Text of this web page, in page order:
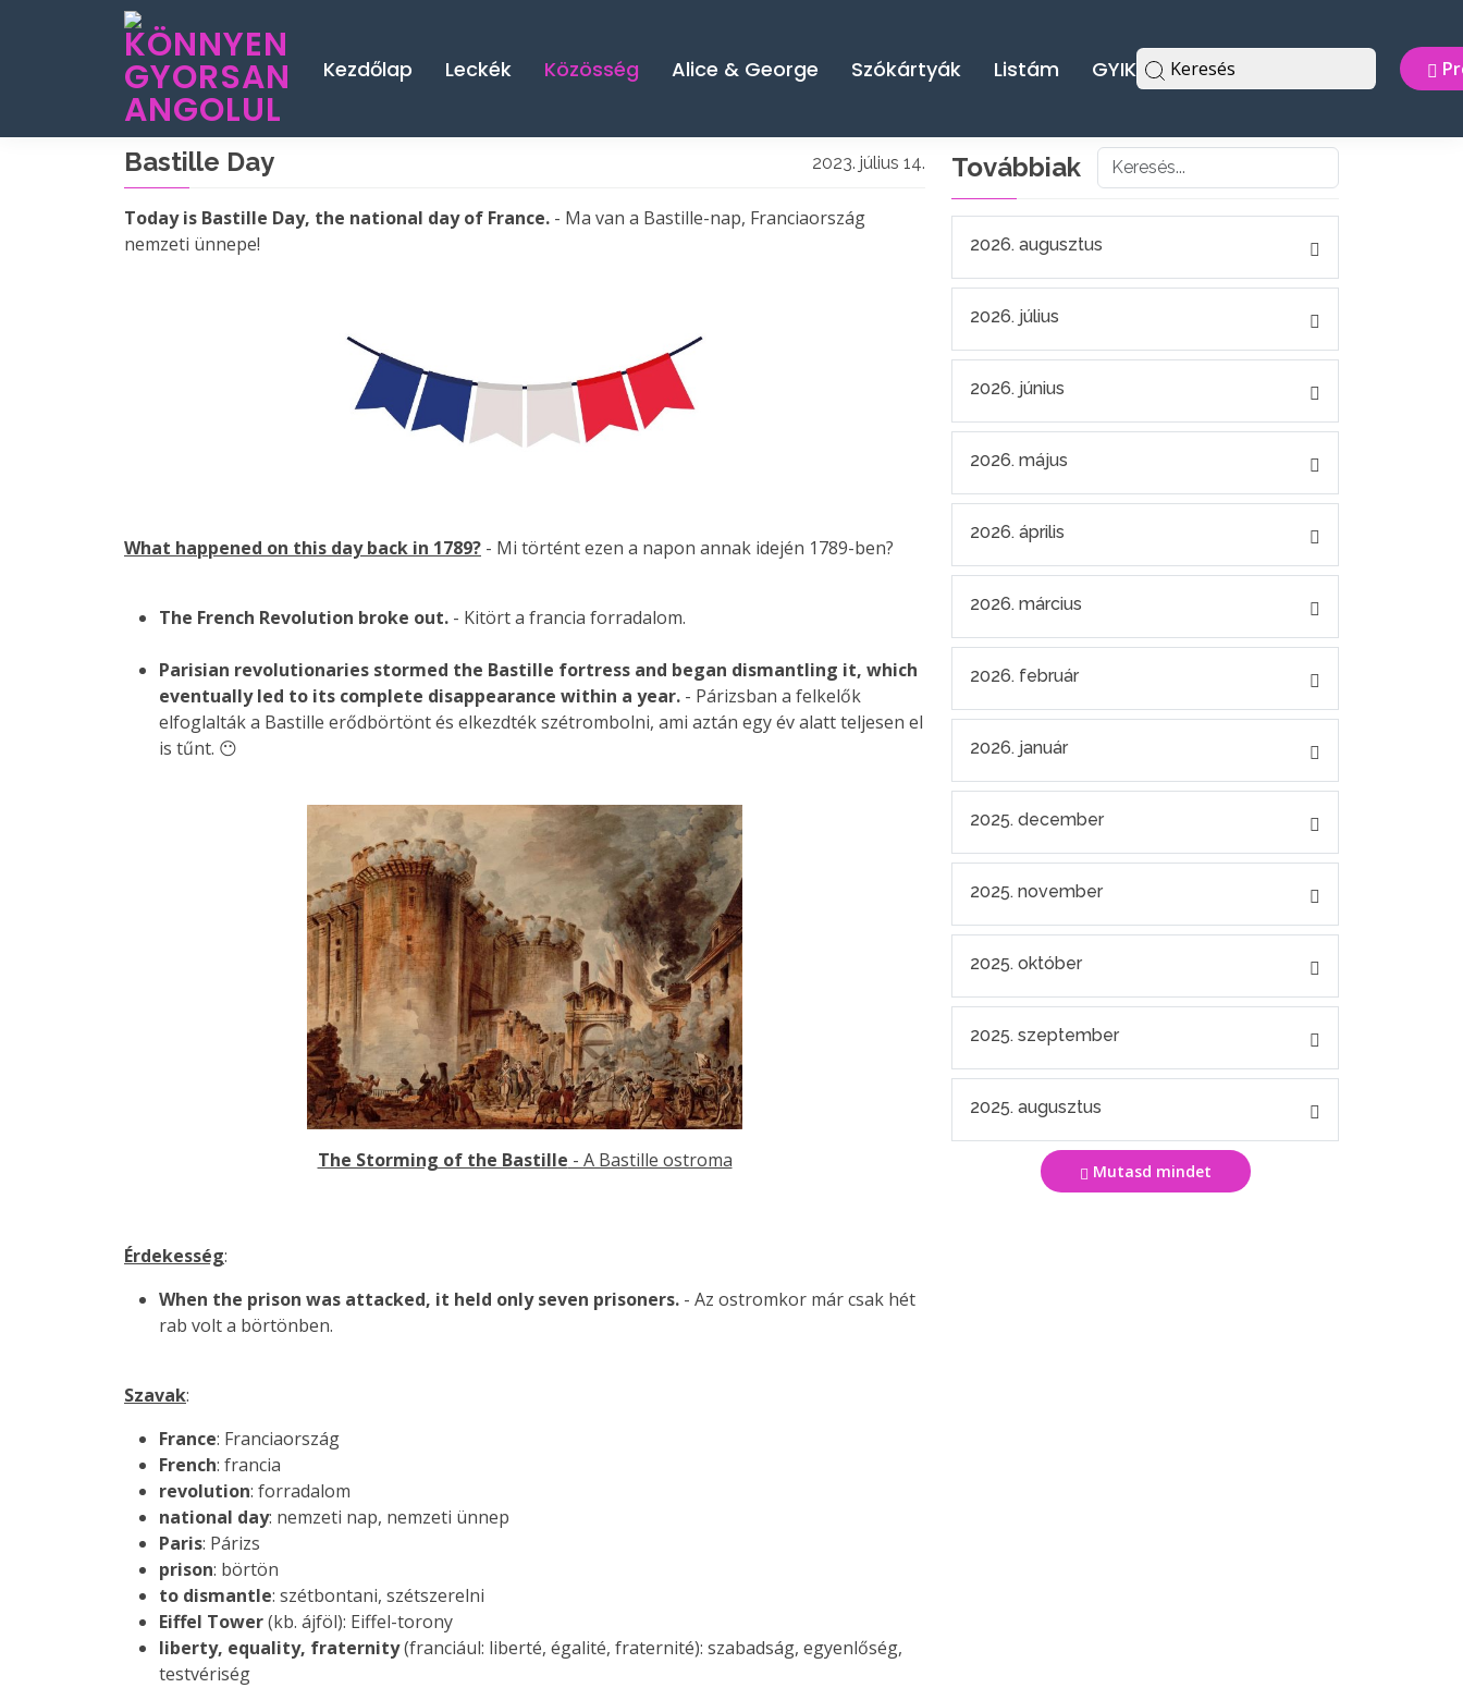
Kezdőlap Leckék Közösség Alice & George Szókártyák Listám GYIK Keresés
Bastille Day 2023. július 14.
Today is Bastille Day, the national day of France. - Ma van a Bastille-nap, Franciaország
nemzeti ünnepe!
What happened on this day back in 1789? - Mi történt ezen a napon annak idején 1789-ben?
The French Revolution broke out. - Kitört a francia forradalom.
Parisian revolutionaries stormed the Bastille fortress and began dismantling it, which
eventually led to its complete disappearance within a year. - Párizsban a felkelők
elfoglalták a Bastille erődbörtönt és elkezdték szétrombolni, ami aztán egy év alatt teljesen el
is tűnt. 😶
The Storming of the Bastille - A Bastille ostroma
Érdekesség:
When the prison was attacked, it held only seven prisoners. - Az ostromkor már csak hét
rab volt a börtönben.
Szavak:
France: Franciaország
French: francia
revolution: forradalom
national day: nemzeti nap, nemzeti ünnep
Paris: Párizs
prison: börtön
to dismantle: szétbontani, szétszerelni
Eiffel Tower(kb. ájföl): Eiffel-torony
liberty, equality, fraternity(franciául: liberté, égalité, fraternité): szabadság, egyenlőség,
testvériség
Továbbiak
2026. augusztus
2026. július
2026. június
2026. május
2026. április
2026. március
2026. február
2026. január
2025. december
2025. november
2025. október
2025. szeptember
2025. augusztus
Mutasd mindet